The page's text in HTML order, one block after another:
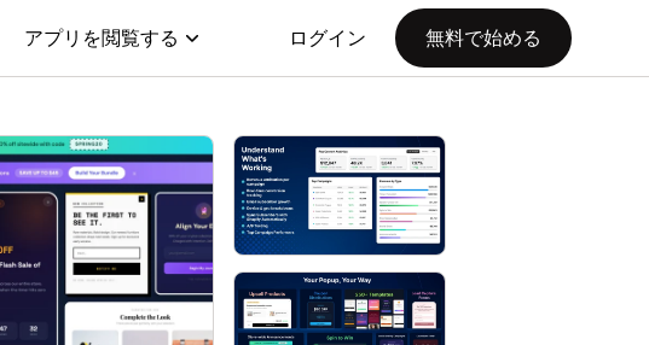
アプリを閲覧する ログイン 無料で始める